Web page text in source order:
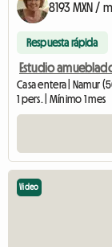
8193 MXN /
Respuesta rápida
Estudio
Casa entera | Namur
1 pers. | Mínimo 1 mes
Video